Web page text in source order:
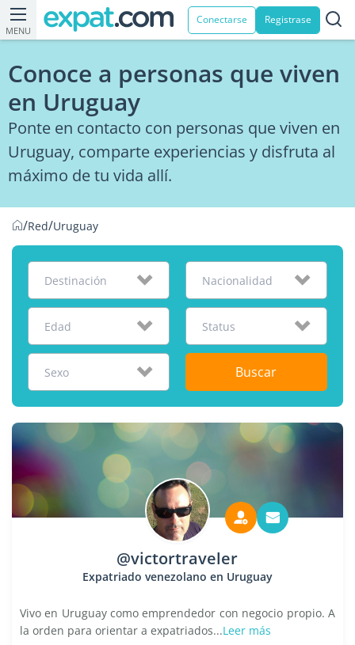
MENU
Conectarse Registrase
Conoce a personas que viven
en Uruguay
Ponte en contacto con personas que viven en
Uruguay, comparte experiencias y disfruta al
máximo de tu vida allí.
/Red/Uruguay
Destinación Nacionalidad
Edad Status
Sexo Buscar
@victortraveler
Expatriado venezolano en Uruguay
Vivo en Uruguay como emprendedor con negocio propio. A
la orden para orientar a expatriados...Leer más